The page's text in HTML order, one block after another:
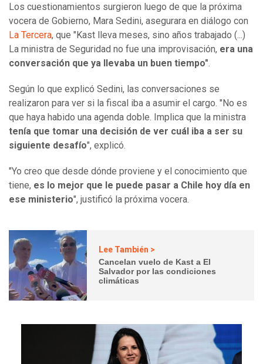
Los cuestionamientos surgieron luego de que la próxima
vocera de Gobierno, Mara Sedini, asegurara en diálogo con
La Tercera, que "Kast lleva meses, sino años trabajado (...)
La ministra de Seguridad no fue una improvisación, era una
conversación que ya llevaba un buen tiempo".
Según lo que explicó Sedini, las conversaciones se
realizaron para ver si la fiscal iba a asumir el cargo. "No es
que haya habido una agenda doble. Implica que la ministra
tenía que tomar una decisión de ver cuál iba a ser su
siguiente desafío", explicó.
"Yo creo que desde dónde proviene y el conocimiento que
tiene, es lo mejor que le puede pasar a Chile hoy día en
ese ministerio", justificó la próxima vocera.
Lee También >
Cancelan vuelo de Kast a El
Salvador por las condiciones
climáticas